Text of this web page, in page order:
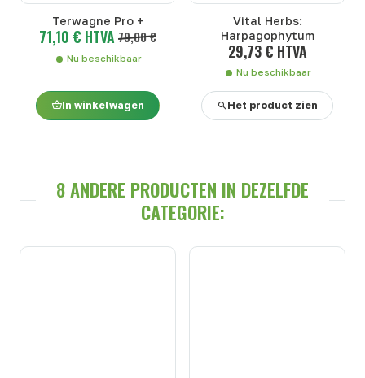
Terwagne Pro +
71,10 € HTVA 79,00 €
Nu beschikbaar
In winkelwagen
Vital Herbs:
Harpagophytum
29,73 € HTVA
Nu beschikbaar
Het product zien
8 ANDERE PRODUCTEN IN DEZELFDE
CATEGORIE: